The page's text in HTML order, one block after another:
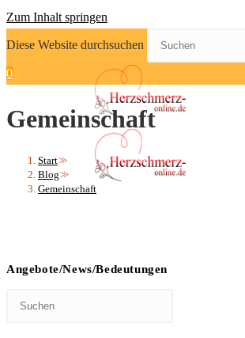
Zum Inhalt springen
Diese Website durchsuchen
0
Gemeinschaft
Start>>
Blog>>
Gemeinschaft
Angebote/News/Bedeutungen